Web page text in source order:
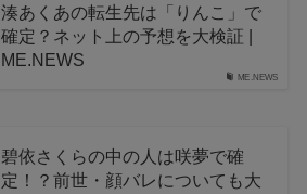
ME.NEWS
湊あくあの転生先は「りんこ」で
確定？ネット上の予想を大検証 |
ME.NEWS
碧依さくらの中の人は咲夢で確
定！？前世・顔バレについても大